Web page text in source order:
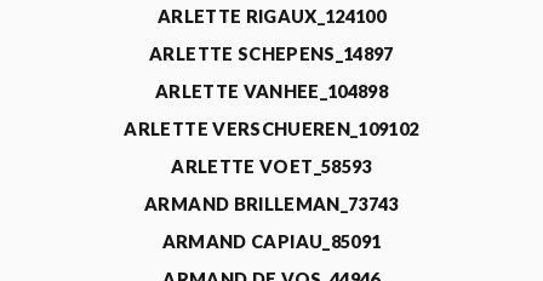
ARLETTE RIGAUX_124100
ARLETTE SCHEPENS_14897
ARLETTE VANHEE_104898
ARLETTE VERSCHUEREN_109102
ARLETTE VOET_58593
ARMAND BRILLEMAN_73743
ARMAND CAPIAU_85091